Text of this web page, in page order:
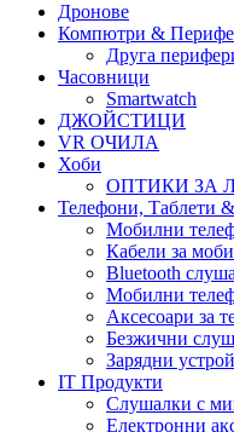
Дронове
Компютри &
Друга
Часовници
Smartwatch
ДЖОЙСТИЦИ
VR ОЧИЛА
Хоби
ОПТИКИ ЗА
Телефони, Таблети
Мобилни
Кабели за
Bluetooth
Мобилни
Аксесоари за
Безжични
Зарядни
IT Продукти
Слушалки с
Електронни